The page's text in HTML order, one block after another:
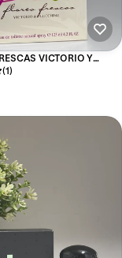
VICTORIO Y
EAU DE TOILETTE 125ML
(1)